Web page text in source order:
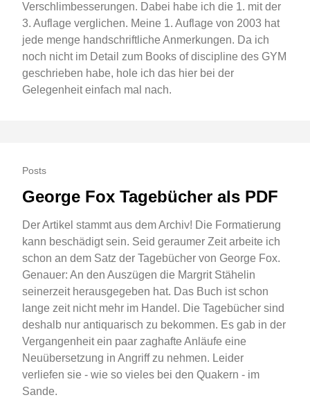
Verschlimbesserungen. Dabei habe ich die 1. mit der
3. Auflage verglichen. Meine 1. Auflage von 2003 hat
jede menge handschriftliche Anmerkungen. Da ich
noch nicht im Detail zum Books of discipline des GYM
geschrieben habe, hole ich das hier bei der
Gelegenheit einfach mal nach.
Posts
George Fox Tagebücher als PDF
Der Artikel stammt aus dem Archiv! Die Formatierung
kann beschädigt sein. Seid geraumer Zeit arbeite ich
schon an dem Satz der Tagebücher von George Fox.
Genauer: An den Auszügen die Margrit Stähelin
seinerzeit herausgegeben hat. Das Buch ist schon
lange zeit nicht mehr im Handel. Die Tagebücher sind
deshalb nur antiquarisch zu bekommen. Es gab in der
Vergangenheit ein paar zaghafte Anläufe eine
Neuübersetzung in Angriff zu nehmen. Leider
verliefen sie - wie so vieles bei den Quakern - im
Sande.